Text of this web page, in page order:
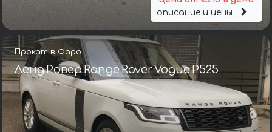
описание и цены
Прокат в Фаро
Ленд Ровер Range Rover Vogue P525